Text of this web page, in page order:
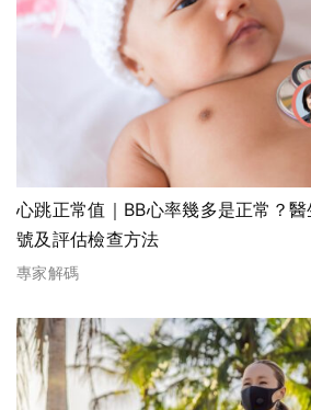
心跳正常值｜BB心率幾多是正常？
號及評估檢查方法
專家解碼